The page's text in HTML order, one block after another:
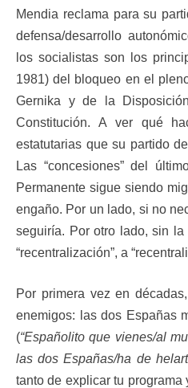
Mendia reclama para su
defensa/desarrollo
los socialistas son los
1981) del bloqueo en el
Gernika y de la
Constitución. A ver qué
estatutarias que su partido
Las “concesiones” del
Permanente sigue siendo
engaño. Por un lado, si no
seguiría. Por otro lado, sin
“recentralización”, a
Por primera vez en
enemigos: las dos Españas
(“Españolito que vienes/al
las dos Españas/ha de
tanto de explicar tu